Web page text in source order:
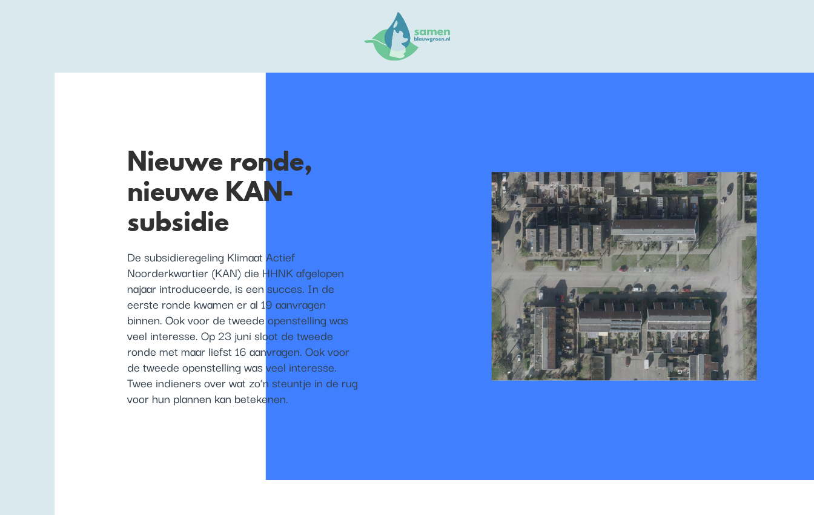
Nieuwe ronde,
nieuwe KAN-
subsidie
De subsidieregeling Klimaat Actief
Noorderkwartier (KAN) die HHNK afgelopen
najaar introduceerde, is een succes. In de
eerste ronde kwamen er al 19 aanvragen
binnen. Ook voor de tweede openstelling was
veel interesse. Op 23 juni sloot de tweede
ronde met maar liefst 16 aanvragen. Ook voor
de tweede openstelling was veel interesse.
Twee indieners over wat zo’n steuntje in de rug
voor hun plannen kan betekenen.